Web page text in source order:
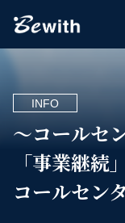
～コールセ
「事業継
コールセン
INFO